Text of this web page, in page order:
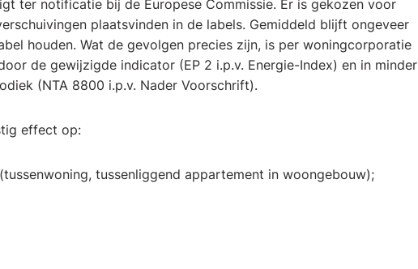
ter notificatie bij de Europese Commissie. Er is gekozen voor
plaatsvinden in de labels. Gemiddeld blijft ongeveer
houden. Wat de gevolgen precies zijn, is per woningcorporatie
de gewijzigde indicator (EP 2 i.p.v. Energie-Index) en in minder
(NTA 8800 i.p.v. Nader Voorschrift).
effect op:
tussenliggend appartement in woongebouw);